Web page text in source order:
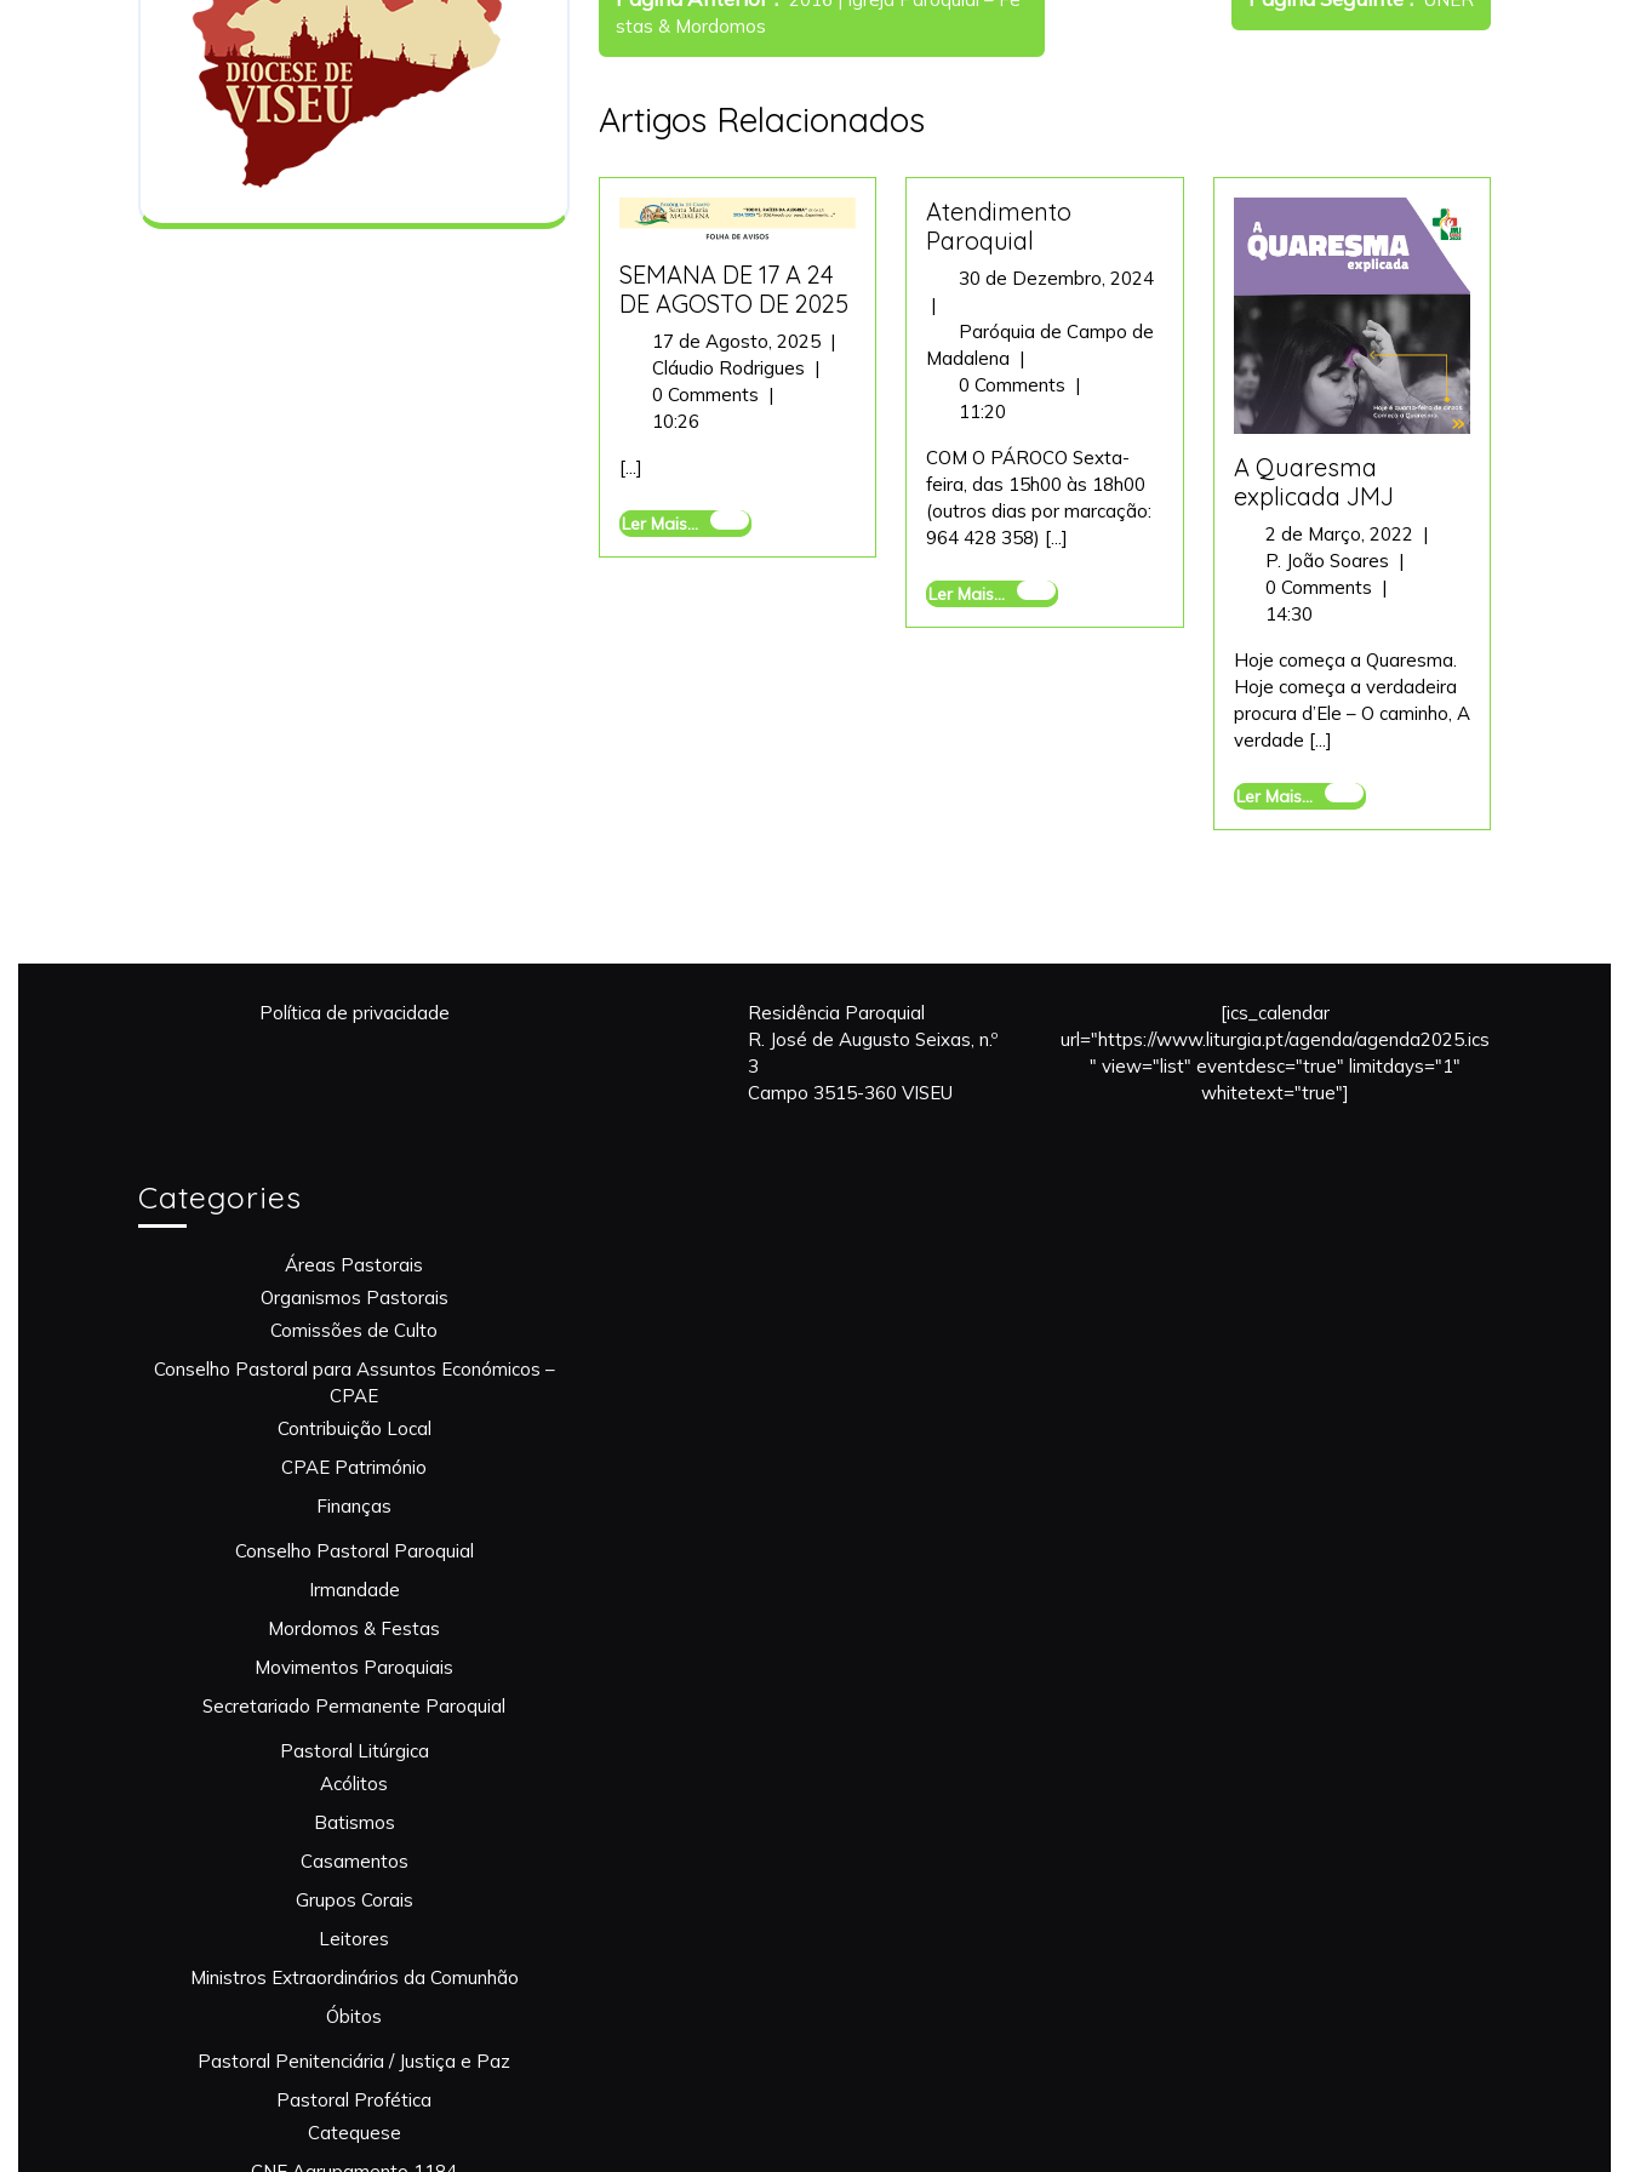
de
artigos
stas & Mordomos
Artigos Relacionados
SEMANA DE 17 A 24
DE AGOSTO DE 2025
17 de Agosto, 2025 17|
Cláudio Rodrigues SEMANA
DE
|
0 Comments |
10:26
[...]
Ler Mais... Ler
Atendimento
Paroquial
30 de Dezembro, 2024
30
Dezembro,
2024
|
Paróquia de Campo de
Madalena Atendimento
Paroquial
|
0 Comments |
11:20
COM O PÁROCO Sexta-
feira, das 15h00 às 18h00
(outros dias por marcação:
964 428 358) [...]
Ler Mais... Ler
A Quaresma
explicada JMJ
2 de Março, 2022 2|
P. João Soares A|
0 Comments |
14:30
Hoje começa a Quaresma.
Hoje começa a verdadeira
procura d’Ele – O caminho, A
verdade [...]
Ler Mais... Ler
Política de privacidade
Residência Paroquial
R. José de Augusto Seixas, n.º
3
Campo 3515-360 VISEU
[ics_calendar
url="https://www.liturgia.pt/agenda/agenda2025.ics
" view="list" eventdesc="true" limitdays="1"
whitetext="true"]
Categories
Áreas Pastorais
Organismos Pastorais
Comissões de Culto
Conselho Pastoral para Assuntos Económicos –
CPAE
Contribuição Local
CPAE Património
Finanças
Conselho Pastoral Paroquial
Irmandade
Mordomos & Festas
Movimentos Paroquiais
Secretariado Permanente Paroquial
Pastoral Litúrgica
Acólitos
Batismos
Casamentos
Grupos Corais
Leitores
Ministros Extraordinários da Comunhão
Óbitos
Pastoral Penitenciária / Justiça e Paz
Pastoral Profética
Catequese